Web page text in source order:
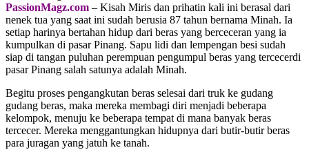
PassionMagz.com – Kisah Miris dan prihatin kali ini berasal dari
nenek tua yang saat ini sudah berusia 87 tahun bernama Minah. Ia
setiap harinya bertahan hidup dari beras yang berceceran yang ia
kumpulkan di pasar Pinang. Sapu lidi dan lempengan besi sudah
siap di tangan puluhan perempuan pengumpul beras yang tercecerdi
pasar Pinang salah satunya adalah Minah.
Begitu proses pengangkutan beras selesai dari truk ke gudang
gudang beras, maka mereka membagi diri menjadi beberapa
kelompok, menuju ke beberapa tempat di mana banyak beras
tercecer. Mereka menggantungkan hidupnya dari butir-butir beras
para juragan yang jatuh ke tanah.